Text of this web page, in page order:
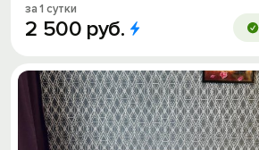
за 1 сутки
2 500 руб.